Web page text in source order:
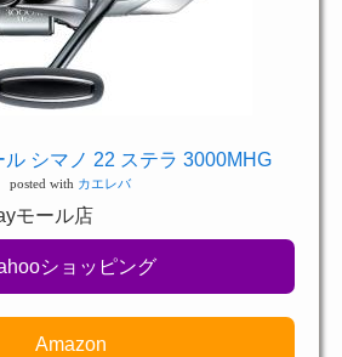
ル シマノ 22 ステラ 3000MHG
posted with カエレバ
モール店
ショッピング
Amazon